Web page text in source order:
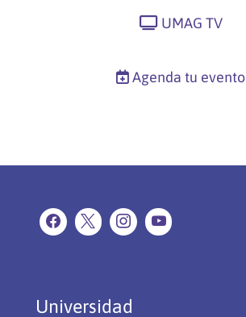
UMAG TV
Agenda tu evento
Universidad